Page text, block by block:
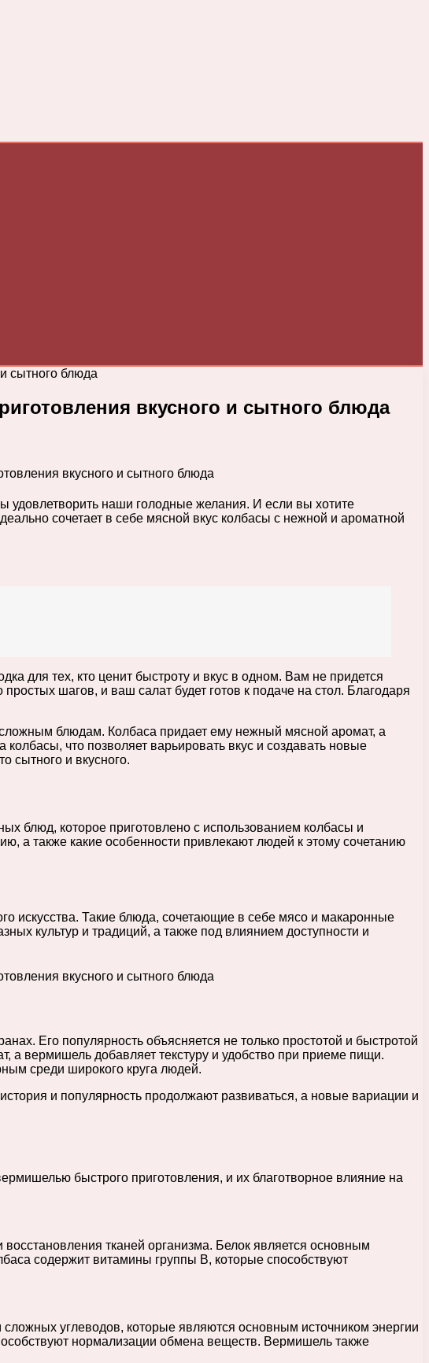
сытного блюда
вкусного и сытного блюда
удовлетворить наши голодные желания. И если вы хотите
сочетает в себе мясной вкус колбасы с нежной и ароматной
для тех, кто ценит быстроту и вкус в одном. Вам не придется
шагов, и ваш салат будет готов к подаче на стол. Благодаря
сложным блюдам. Колбаса придает ему нежный мясной аромат, а
что позволяет варьировать вкус и создавать новые
сытного и вкусного.
блюд, которое приготовлено с использованием колбасы и
а также какие особенности привлекают людей к этому сочетанию
искусства. Такие блюда, сочетающие в себе мясо и макаронные
культур и традиций, а также под влиянием доступности и
Его популярность объясняется не только простотой и быстротой
а вермишель добавляет текстуру и удобство при приеме пищи.
среди широкого круга людей.
и популярность продолжают развиваться, а новые вариации и
быстрого приготовления, и их благотворное влияние на
тканей организма. Белок является основным
содержит витамины группы В, которые способствуют
углеводов, которые являются основным источником энергии
нормализации обмена веществ. Вермишель также